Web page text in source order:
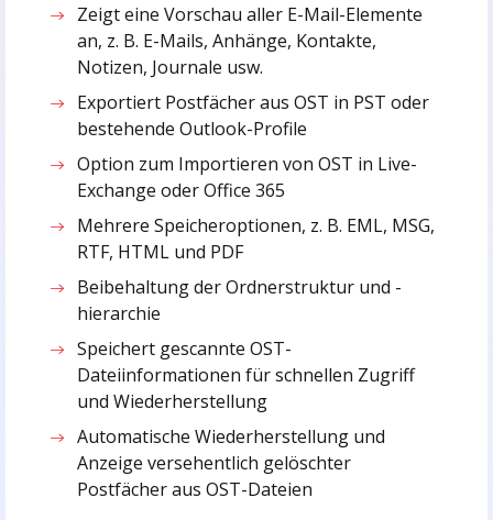
Zeigt eine Vorschau aller E-Mail-Elemente
an, z. B. E-Mails, Anhänge, Kontakte,
Notizen, Journale usw.
Exportiert Postfächer aus OST in PST oder
bestehende Outlook-Profile
Option zum Importieren von OST in Live-
Exchange oder Office 365
Mehrere Speicheroptionen, z. B. EML, MSG,
RTF, HTML und PDF
Beibehaltung der Ordnerstruktur und -
hierarchie
Speichert gescannte OST-
Dateiinformationen für schnellen Zugriff
und Wiederherstellung
Automatische Wiederherstellung und
Anzeige versehentlich gelöschter
Postfächer aus OST-Dateien